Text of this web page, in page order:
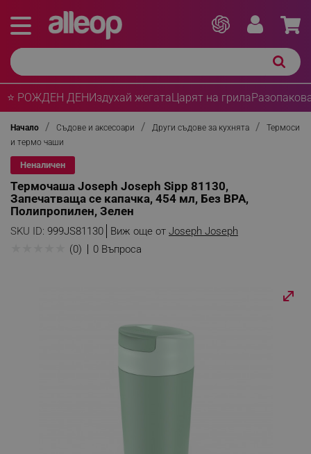
⭐ РОЖДЕН ДЕНИздухай жегатаЦарят на грила
Начало Съдове и аксесоари Други съдове за кухнята
Термоси
и термо чаши
Неналичен
Термочаша Joseph Joseph Sipp 81130,
Запечатваща се капачка, 454 мл, Без BPA,
Полипропилен, Зелен
SKU ID: 999JS81130 Виж още от Joseph Joseph
(0) 0 Въпроса